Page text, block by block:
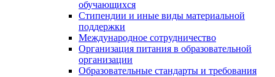
обучающихся
Стипендии и иные виды материальной
поддержки
Международное сотрудничество
Организация питания в образовательной
организации
Образовательные стандарты и требования